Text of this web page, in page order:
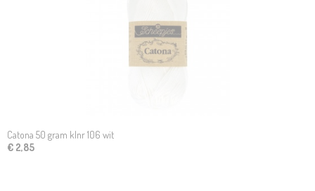
Catona 50 gram klnr 106 wit
€ 2,85